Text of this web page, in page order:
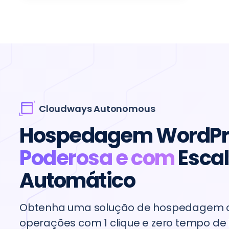
Cloudways Autonomous
Hospedagem
Poderosa e com
Automático
Obtenha uma solução de hospedagem
operações com 1 clique e zero tempo
“O website já não apresenta falhas ou
congelamentos, proporcionando uma
períodos de pico de tráfego. Com o tempo
administração extra poupados, esperamos